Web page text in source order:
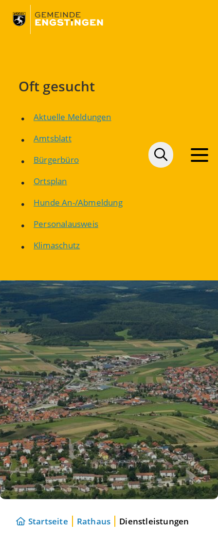
Oft gesucht
Aktuelle Meldungen
Amtsblatt
Bürgerbüro
Ortsplan
Hunde An-/Abmeldung
Personalausweis
Klimaschutz
Startseite Rathaus Dienstleistungen